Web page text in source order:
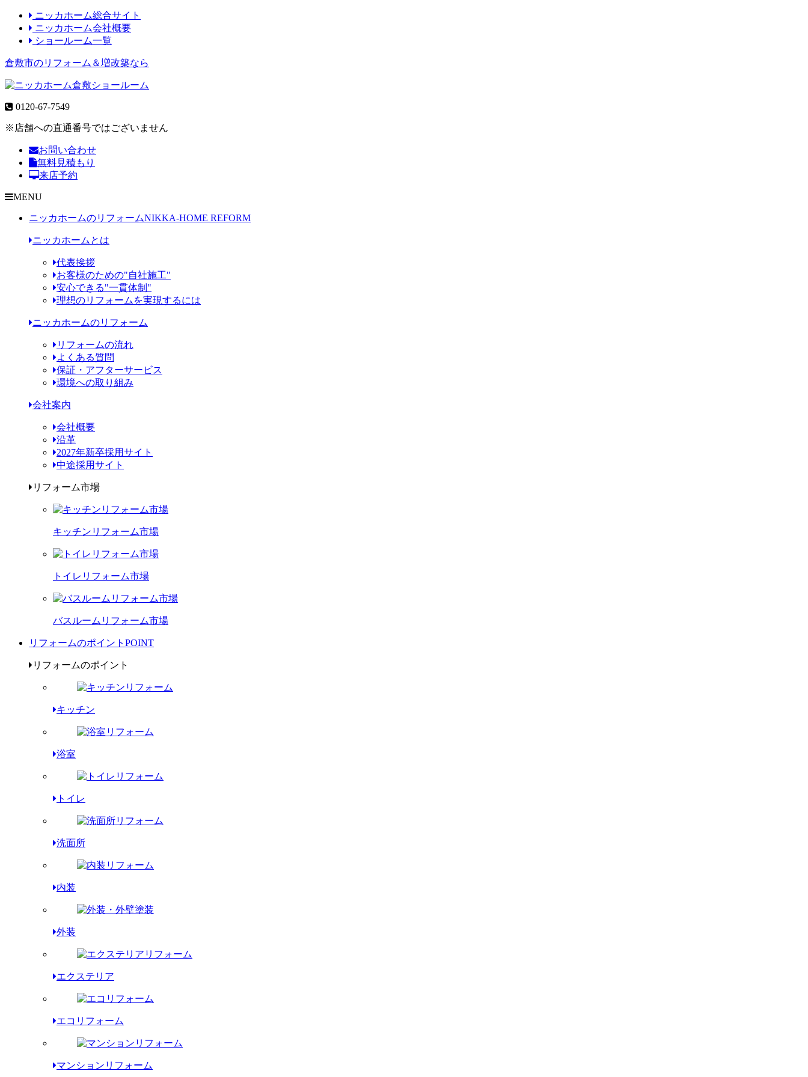
ニッカホーム総合サイト
ニッカホーム会社概要
ショールーム一覧
倉敷市のリフォーム＆増改築なら
0120-67-7549
※店舗への直通番号ではございません
お問い合わせ
無料見積もり
来店予約
MENU
ニッカホームのリフォームNIKKA-HOME REFORM
ニッカホームとは
代表挨拶
お客様のための"自社施工"
安心できる"一貫体制"
理想のリフォームを実現するには
ニッカホームのリフォーム
リフォームの流れ
よくある質問
保証・アフターサービス
環境への取り組み
会社案内
会社概要
沿革
2027年新卒採用サイト
中途採用サイト
リフォーム市場
キッチンリフォーム市場
トイレリフォーム市場
バスルームリフォーム市場
リフォームのポイント POINT
リフォームのポイント
キッチン
浴室
トイレ
洗面所
内装
外装
エクステリア
エコリフォーム
マンションリフォーム